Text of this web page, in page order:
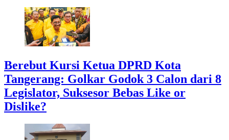
Berebut Kursi Ketua DPRD Kota
Tangerang: Golkar Godok 3 Calon dari 8
Legislator, Suksesor Bebas Like or
Dislike?